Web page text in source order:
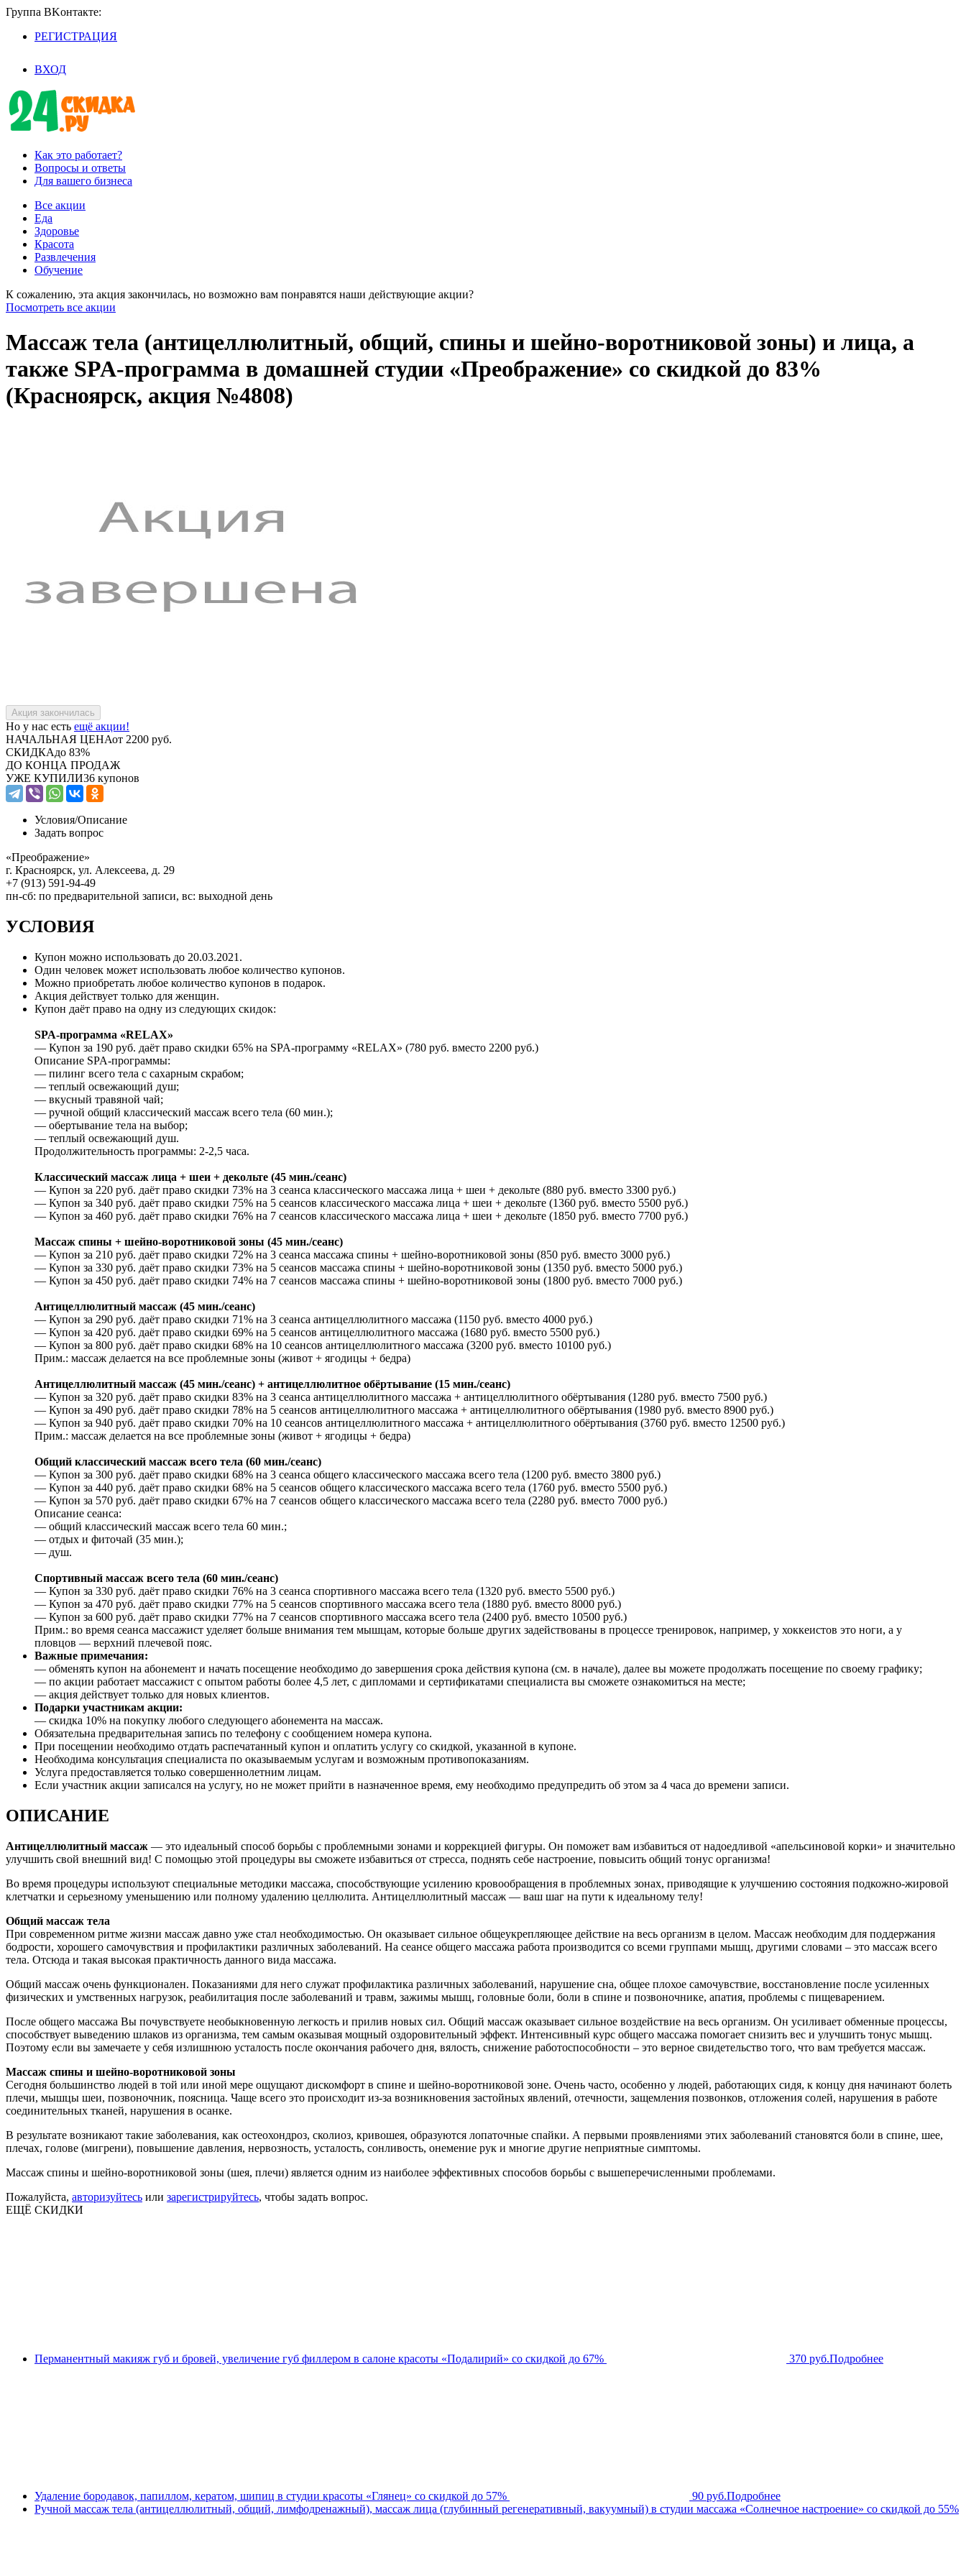
Группа BKoнтaктe:
РЕГИСТРАЦИЯ
ВХОД
Как это работает?
Вопросы и ответы
Для вашего бизнеса
Все акции
Еда
Здоровье
Красота
Развлечения
Обучение
К сожалению, эта акция закончилась, но возможно вам понравятся наши действующие акции?
Посмотреть все акции
Массаж тела (антицеллюлитный, общий, спины и шейно-воротниковой зоны) и лица, а
также SPA-программа в домашней студии «Преображение» со скидкой до 83%
(Красноярск, акция №4808)
Но у нас есть ещё акции!
НАЧАЛЬНАЯ ЦЕНАот 2200 руб.
СКИДКАдо 83%
ДО КОНЦА ПРОДАЖ
УЖЕ КУПИЛИ36 купонов
Условия/Описание
Задать вопрос
«Преображение»
г. Красноярск, ул. Алексеева, д. 29
+7 (913) 591-94-49
пн-сб: по предварительной записи, вс: выходной день
УСЛОВИЯ
Купон можно использовать до 20.03.2021 .
Один человек может использовать любое количество купонов.
Можно приобретать любое количество купонов в подарок.
Акция действует только для женщин.
Купон даёт право на одну из следующих скидок:
SPA-программа «RELAX»
— Купон за 190 руб. даёт право скидки 65% на SPA-программу «RELAX» (780 руб. вместо 2200 руб.)
Описание SPA-программы:
— пилинг всего тела с сахарным скрабом;
— теплый освежающий душ;
— вкусный травяной чай;
— ручной общий классический массаж всего тела (60 мин.);
— обертывание тела на выбор;
— теплый освежающий душ.
Продолжительность программы: 2-2,5 часа.
Классический массаж лица + шеи + декольте (45 мин./сеанс)
— Купон за 220 руб. даёт право скидки 73% на 3 сеанса классического массажа лица + шеи + декольте (880 руб. вместо 3300 руб.)
— Купон за 340 руб. даёт право скидки 75% на 5 сеансов классического массажа лица + шеи + декольте (1360 руб. вместо 5500 руб.)
— Купон за 460 руб. даёт право скидки 76% на 7 сеансов классического массажа лица + шеи + декольте (1850 руб. вместо 7700 руб.)
Массаж спины + шейно-воротниковой зоны (45 мин./сеанс)
— Купон за 210 руб. даёт право скидки 72% на 3 сеанса массажа спины + шейно-воротниковой зоны (850 руб. вместо 3000 руб.)
— Купон за 330 руб. даёт право скидки 73% на 5 сеансов массажа спины + шейно-воротниковой зоны (1350 руб. вместо 5000 руб.)
— Купон за 450 руб. даёт право скидки 74% на 7 сеансов массажа спины + шейно-воротниковой зоны (1800 руб. вместо 7000 руб.)
Антицеллюлитный массаж (45 мин./сеанс)
— Купон за 290 руб. даёт право скидки 71% на 3 сеанса антицеллюлитного массажа (1150 руб. вместо 4000 руб.)
— Купон за 420 руб. даёт право скидки 69% на 5 сеансов антицеллюлитного массажа (1680 руб. вместо 5500 руб.)
— Купон за 800 руб. даёт право скидки 68% на 10 сеансов антицеллюлитного массажа (3200 руб. вместо 10100 руб.)
Прим.: массаж делается на все проблемные зоны (живот + ягодицы + бедра)
Антицеллюлитный массаж (45 мин./сеанс) + антицеллюлитное обёртывание (15 мин./сеанс)
— Купон за 320 руб. даёт право скидки 83% на 3 сеанса антицеллюлитного массажа + антицеллюлитного обёртывания (1280 руб. вместо 7500 руб.)
— Купон за 490 руб. даёт право скидки 78% на 5 сеансов антицеллюлитного массажа + антицеллюлитного обёртывания (1980 руб. вместо 8900 руб.)
— Купон за 940 руб. даёт право скидки 70% на 10 сеансов антицеллюлитного массажа + антицеллюлитного обёртывания (3760 руб. вместо 12500 руб.)
Прим.: массаж делается на все проблемные зоны (живот + ягодицы + бедра)
Общий классический массаж всего тела (60 мин./сеанс)
— Купон за 300 руб. даёт право скидки 68% на 3 сеанса общего классического массажа всего тела (1200 руб. вместо 3800 руб.)
— Купон за 440 руб. даёт право скидки 68% на 5 сеансов общего классического массажа всего тела (1760 руб. вместо 5500 руб.)
— Купон за 570 руб. даёт право скидки 67% на 7 сеансов общего классического массажа всего тела (2280 руб. вместо 7000 руб.)
Описание сеанса:
— общий классический массаж всего тела 60 мин.;
— отдых и фиточай (35 мин.);
— душ.
Спортивный массаж всего тела (60 мин./сеанс)
— Купон за 330 руб. даёт право скидки 76% на 3 сеанса спортивного массажа всего тела (1320 руб. вместо 5500 руб.)
— Купон за 470 руб. даёт право скидки 77% на 5 сеансов спортивного массажа всего тела (1880 руб. вместо 8000 руб.)
— Купон за 600 руб. даёт право скидки 77% на 7 сеансов спортивного массажа всего тела (2400 руб. вместо 10500 руб.)
Прим.: во время сеанса массажист уделяет больше внимания тем мышцам, которые больше других задействованы в процессе тренировок, например, у хоккеистов это ноги, а у
пловцов — верхний плечевой пояс.
Важные примечания:
— обменять купон на абонемент и начать посещение необходимо до завершения срока действия купона (см. в начале), далее вы можете продолжать посещение по своему графику;
— по акции работает массажист с опытом работы более 4,5 лет, с дипломами и сертификатами специалиста вы сможете ознакомиться на месте;
— акция действует только для новых клиентов.
Подарки участникам акции:
— скидка 10% на покупку любого следующего абонемента на массаж.
Обязательна предварительная запись по телефону с сообщением номера купона.
При посещении необходимо отдать распечатанный купон и оплатить услугу со скидкой, указанной в купоне.
Необходима консультация специалиста по оказываемым услугам и возможным противопоказаниям.
Услуга предоставляется только совершеннолетним лицам.
Если участник акции записался на услугу, но не может прийти в назначенное время, ему необходимо предупредить об этом за 4 часа до времени записи.
ОПИСАНИЕ
Антицеллюлитный массаж — это идеальный способ борьбы с проблемными зонами и коррекцией фигуры. Он поможет вам избавиться от надоедливой «апельсиновой корки» и значительно
улучшить свой внешний вид! С помощью этой процедуры вы сможете избавиться от стресса, поднять себе настроение, повысить общий тонус организма!
Во время процедуры используют специальные методики массажа, способствующие усилению кровообращения в проблемных зонах, приводящие к улучшению состояния подкожно-жировой
клетчатки и серьезному уменьшению или полному удалению целлюлита. Антицеллюлитный массаж — ваш шаг на пути к идеальному телу!
Общий массаж тела
При современном ритме жизни массаж давно уже стал необходимостью. Он оказывает сильное общеукрепляющее действие на весь организм в целом. Массаж необходим для поддержания
бодрости, хорошего самочувствия и профилактики различных заболеваний. На сеансе общего массажа работа производится со всеми группами мышц, другими словами – это массаж всего
тела. Отсюда и такая высокая практичность данного вида массажа.
Общий массаж очень функционален. Показаниями для него служат профилактика различных заболеваний, нарушение сна, общее плохое самочувствие, восстановление после усиленных
физических и умственных нагрузок, реабилитация после заболеваний и травм, зажимы мышц, головные боли, боли в спине и позвоночнике, апатия, проблемы с пищеварением.
После общего массажа Вы почувствуете необыкновенную легкость и прилив новых сил. Общий массаж оказывает сильное воздействие на весь организм. Он усиливает обменные процессы,
способствует выведению шлаков из организма, тем самым оказывая мощный оздоровительный эффект. Интенсивный курс общего массажа помогает снизить вес и улучшить тонус мышц.
Поэтому если вы замечаете у себя излишнюю усталость после окончания рабочего дня, вялость, снижение работоспособности – это верное свидетельство того, что вам требуется массаж.
Массаж спины и шейно-воротниковой зоны
Сегодня большинство людей в той или иной мере ощущают дискомфорт в спине и шейно-воротниковой зоне. Очень часто, особенно у людей, работающих сидя, к концу дня начинают болеть
плечи, мышцы шеи, позвоночник, поясница. Чаще всего это происходит из-за возникновения застойных явлений, отечности, защемления позвонков, отложения солей, нарушения в работе
соединительных тканей, нарушения в осанке.
В результате возникают такие заболевания, как остеохондроз, сколиоз, кривошея, образуются лопаточные спайки. А первыми проявлениями этих заболеваний становятся боли в спине, шее,
плечах, голове (мигрени), повышение давления, нервозность, усталость, сонливость, онемение рук и многие другие неприятные симптомы.
Массаж спины и шейно-воротниковой зоны (шея, плечи) является одним из наиболее эффективных способов борьбы с вышеперечисленными проблемами.
Пожалуйста, авторизуйтесь или зарегистрируйтесь, чтобы задать вопрос.
ЕЩЁ СКИДКИ
Перманентный макияж губ и бровей, увеличение губ филлером в салоне красоты «Подалирий» со скидкой до 67% 370 руб.Подробнее
Удаление бородавок, папиллом, кератом, шипиц в студии красоты «Глянец» со скидкой до 57% 90 руб.Подробнее
Ручной массаж тела (антицеллюлитный, общий, лимфодренажный), массаж лица (глубинный регенеративный, вакуумный) в студии массажа «Солнечное настроение» со скидкой до 55%